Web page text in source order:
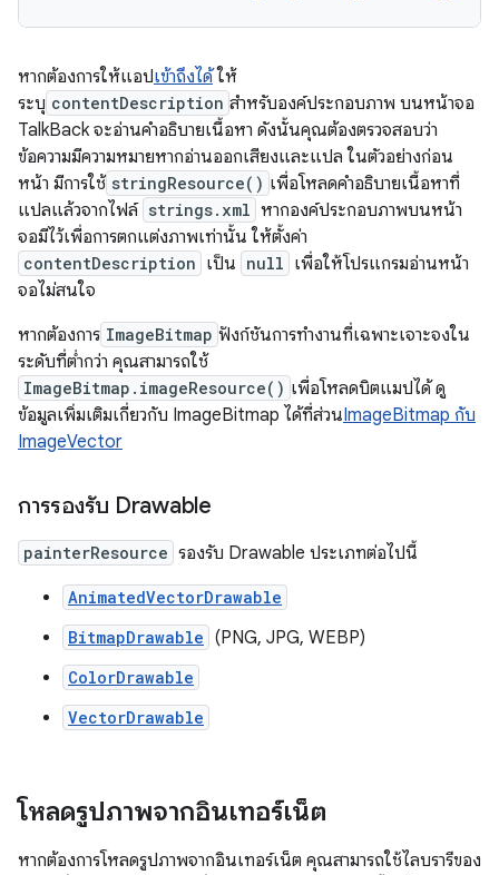
หากต้องการให้แอปเข้าถึงได้ให้
ระบุ contentDescription สำหรับองค์ประกอบภาพ บนหน้าจอ
TalkBack จะอ่านคำอธิบายเนื้อหา ดังนั้นคุณต้องตรวจสอบว่า
ข้อความมีความหมายหากอ่านออกเสียงและแปล ในตัวอย่างก่อน
หน้า มีการใช้ stringResource() เพื่อโหลดคำอธิบายเนื้อหาที่
แปลแล้วจากไฟล์ strings.xml หากองค์ประกอบภาพบนหน้า
จอมีไว้เพื่อการตกแต่งภาพเท่านั้น ให้ตั้งค่า
contentDescription เป็น null เพื่อให้โปรแกรมอ่านหน้า
จอไม่สนใจ
หากต้องการ ImageBitmap ฟังก์ชันการทำงานที่เฉพาะเจาะจงใน
ระดับที่ต่ำกว่า คุณสามารถใช้
ImageBitmap.imageResource() เพื่อโหลดบิตแมปได้ ดู
ข้อมูลเพิ่มเติมเกี่ยวกับ ImageBitmap ได้ที่ส่วนImageBitmap กับ
ImageVector
การรองรับ Drawable
painterResource รองรับ Drawable ประเภทต่อไปนี้
AnimatedVectorDrawable
BitmapDrawable (PNG, JPG, WEBP)
ColorDrawable
VectorDrawable
โหลดรูปภาพจากอินเทอร์เน็ต
หากต้องการโหลดรูปภาพจากอินเทอร์เน็ต คุณสามารถใช้ไลบรารีของ